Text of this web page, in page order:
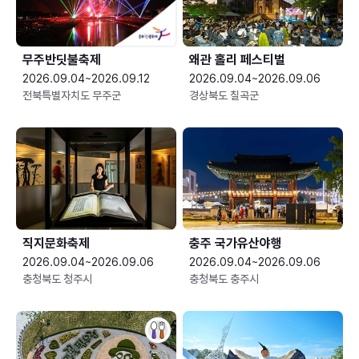
무주반딧불축제
2026.09.04~2026.09.12
전북특별자치도 무주군
왜관 홀리 페스티벌
2026.09.04~2026.09.06
경상북도 칠곡군
직지문화축제
2026.09.04~2026.09.06
충청북도 청주시
충주 국가유산야행
2026.09.04~2026.09.06
충청북도 충주시